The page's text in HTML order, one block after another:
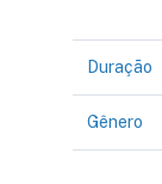
Duração
Gênero